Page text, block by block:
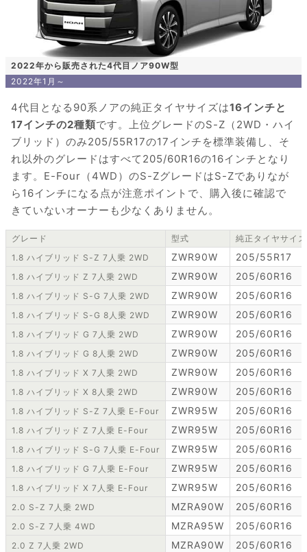
2022年から販売された4代目ノア90W型
2022年1月～
4代目となる90系ノアの純正タイヤサイズは16インチと
17インチの2種類です。上位グレードのS-Z（2WD・ハイ
ブリッド）のみ205/55R17の17インチを標準装備し、そ
れ以外のグレードはすべて205/60R16の16インチとなり
ます。E-Four（4WD）のS-ZグレードはS-Zでありなが
ら16インチになる点が注意ポイントで、購入後に確認で
きていないオーナーも少なくありません。
グレード 型式
純正タイヤサイズ
1.8 ハイブリッド S-Z 7人乗 2WD
ZWR90W 205/55R17
1.8 ハイブリッド Z 7人乗 2WD ZWR90W 205/60R16
1.8 ハイブリッド S-G 7人乗 2WD ZWR90W 205/60R16
1.8 ハイブリッド S-G 8人乗 2WD ZWR90W 205/60R16
1.8 ハイブリッド G 7人乗 2WD ZWR90W 205/60R16
1.8 ハイブリッド G 8人乗 2WD ZWR90W 205/60R16
1.8 ハイブリッド X 7人乗 2WD ZWR90W 205/60R16
1.8 ハイブリッド X 8人乗 2WD ZWR90W 205/60R16
1.8 ハイブリッド S-Z 7人乗 E-Four ZWR95W 205/60R16
1.8 ハイブリッド Z 7人乗 E-Four ZWR95W 205/60R16
1.8 ハイブリッド S-G 7人乗 E-Four ZWR95W 205/60R16
1.8 ハイブリッド G 7人乗 E-Four ZWR95W 205/60R16
1.8 ハイブリッド X 7人乗 E-Four ZWR95W 205/60R16
2.0 S-Z 7人乗 2WD MZRA90W 205/60R16
2.0 S-Z 7人乗 4WD MZRA95W 205/60R16
2.0 Z 7人乗 2WD MZRA90W 205/60R16